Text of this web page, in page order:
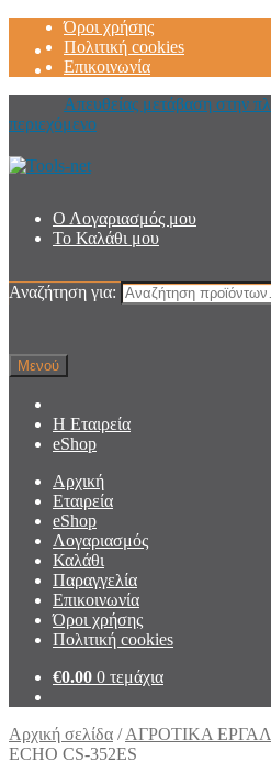
Όροι χρήσης
Πολιτική cookies
Επικοινωνία
Απευθείας μετάβαση στην
περιεχόμενο
Ο Λογαριασμός μου
Το Καλάθι μου
Αναζήτηση για:
Μενού
Η Εταιρεία
eShop
Αρχική
Εταιρεία
eShop
Λογαριασμός
Καλάθι
Παραγγελία
Επικοινωνία
Όροι χρήσης
Πολιτική cookies
€0.00 0 τεμάχια
Αρχική σελίδα /ΑΓΡΟΤΙΚΑ
ECHO CS-352ES